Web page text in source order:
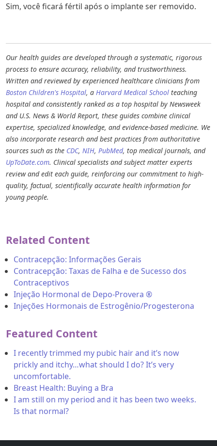
Sim, você ficará fértil após o implante ser removido.
Our health guides are developed through a systematic, rigorous
process to ensure accuracy, reliability, and trustworthiness.
Written and reviewed by experienced healthcare clinicians from
Boston Children's Hospital, a Harvard Medical School teaching
hospital and consistently ranked as a top hospital by Newsweek
and U.S. News & World Report, these guides combine clinical
expertise, specialized knowledge, and evidence-based medicine. We
also incorporate research and best practices from authoritative
sources such as the CDC, NIH, PubMed, top medical journals, and
UpToDate.com. Clinical specialists and subject matter experts
review and edit each guide, reinforcing our commitment to high-
quality, factual, scientifically accurate health information for
young people.
Related Content
Contracepção: Informações Gerais
Contracepção: Taxas de Falha e de Sucesso dos
Contraceptivos
Injeção Hormonal de Depo-Provera ®
Injeções Hormonais de Estrogênio/Progesterona
Featured Content
I recently trimmed my pubic hair and it’s now
prickly and itchy…what should I do? It’s very
uncomfortable.
Breast Health: Buying a Bra
I am still on my period and it has been two weeks.
Is that normal?